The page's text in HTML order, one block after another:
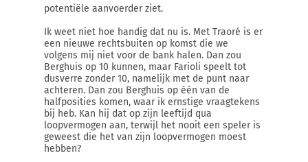
potentiële aanvoerder ziet.
Ik weet niet hoe handig dat nu is. Met Traoré is er
een nieuwe rechtsbuiten op komst die we
volgens mij niet voor de bank halen. Dan zou
Berghuis op 10 kunnen, maar Farioli speelt tot
dusverre zonder 10, namelijk met de punt naar
achteren. Dan zou Berghuis op één van de
halfposities komen, waar ik ernstige vraagtekens
bij heb. Kan hij dat op zijn leeftijd qua
loopvermogen aan, terwijl het nooit een speler is
geweest die het van zijn loopvermogen moest
hebben?